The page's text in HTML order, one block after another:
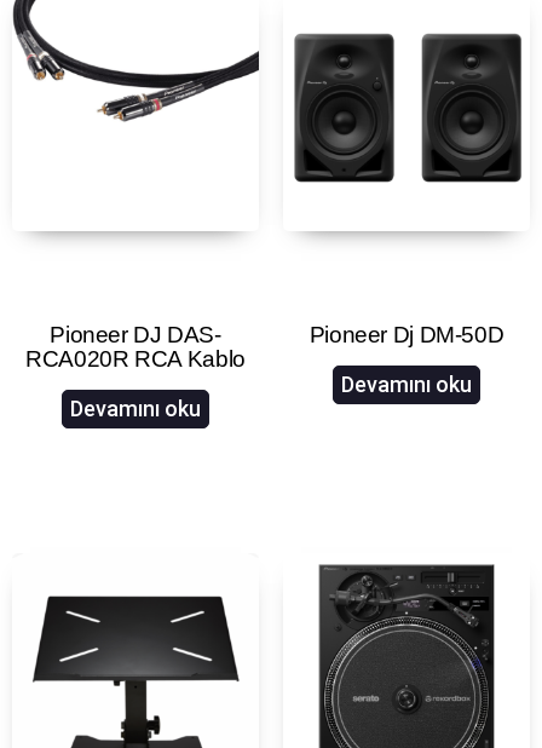
Pioneer DJ DAS-
RCA020R RCA Kablo
Devamını oku
Pioneer Dj DM-50D
Devamını oku